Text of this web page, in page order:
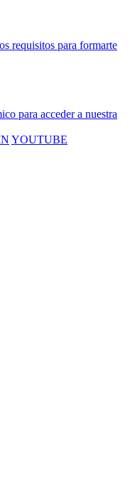
requisitos para formarte
para acceder a nuestra
YOUTUBE